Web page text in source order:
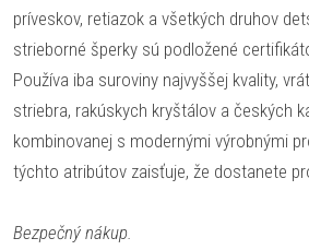
príveskov, retiazok a všetkých druhov
strieborné šperky sú podložené
Používa iba suroviny najvyššej kvality,
striebra, rakúskych kryštálov a českých
kombinovanej s modernými výrobnými
týchto atribútov zaisťuje, že dostanete
Bezpečný nákup.